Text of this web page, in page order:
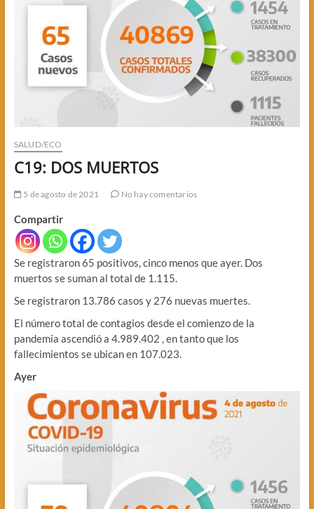
SALUD/ECO
C19: DOS MUERTOS
5 de agosto de 2021 No hay comentarios
Compartir
Se registraron 65 positivos, cinco menos que ayer. Dos
muertos se suman al total de 1.115.
Se registraron 13.786 casos y 276 nuevas muertes.
El número total de contagios desde el comienzo de la
pandemia ascendió a 4.989.402 , en tanto que los
fallecimientos se ubican en 107.023.
Ayer